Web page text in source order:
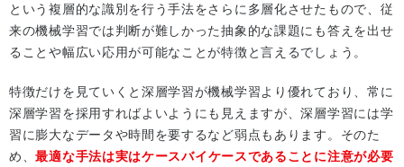
という複層的な識別を行う手法をさらに多層化させたもので、従
来の機械学習では判断が難しかった抽象的な課題にも答えを出せ
ることや幅広い応用が可能なことが特徴と言えるでしょう。
特徴だけを見ていくと深層学習が機械学習より優れており、常に
深層学習を採用すればよいようにも見えますが、深層学習には学
習に膨大なデータや時間を要するなど弱点もあります。そのた
め、最適な手法は実はケースバイケースであることに注意が必要